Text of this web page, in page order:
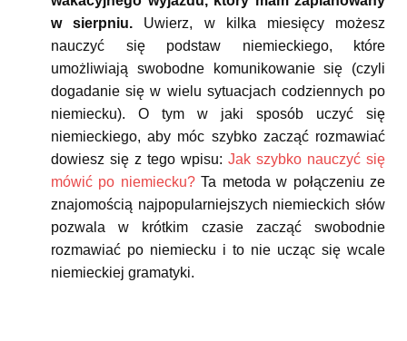
w sierpniu. Uwierz, w kilka miesięcy możesz
nauczyć się podstaw niemieckiego, które
umożliwiają swobodne komunikowanie się (czyli
dogadanie się w wielu sytuacjach codziennych po
niemiecku). O tym w jaki sposób uczyć się
niemieckiego, aby móc szybko zacząć rozmawiać
dowiesz się z tego wpisu: Jak szybko nauczyć się
mówić po niemiecku?Ta metoda w połączeniu ze
znajomością najpopularniejszych niemieckich słów
pozwala w krótkim czasie zacząć swobodnie
rozmawiać po niemiecku i to nie ucząc się wcale
niemieckiej gramatyki.